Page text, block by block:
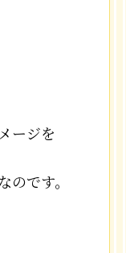
ージを
です。